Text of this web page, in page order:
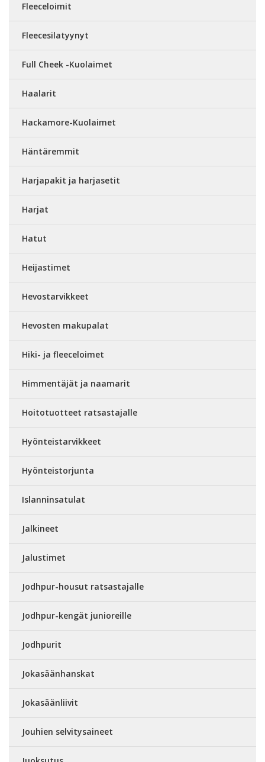
Fleeceloimit
Fleecesilatyynyt
Full Cheek -Kuolaimet
Haalarit
Hackamore-Kuolaimet
Häntäremmit
Harjapakit ja harjasetit
Harjat
Hatut
Heijastimet
Hevostarvikkeet
Hevosten makupalat
Hiki- ja fleeceloimet
Himmentäjät ja naamarit
Hoitotuotteet ratsastajalle
Hyönteistarvikkeet
Hyönteistorjunta
Islanninsatulat
Jalkineet
Jalustimet
Jodhpur-housut ratsastajalle
Jodhpur-kengät junioreille
Jodhpurit
Jokasäänhanskat
Jokasäänliivit
Jouhien selvitysaineet